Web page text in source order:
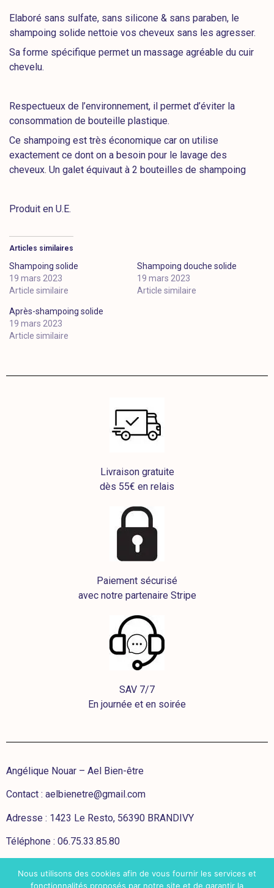
Elaboré sans sulfate, sans silicone & sans paraben, le
shampoing solide nettoie vos cheveux sans les agresser.
Sa forme spécifique permet un massage agréable du cuir
chevelu.
Respectueux de l’environnement, il permet d’éviter la
consommation de bouteille plastique.
Ce shampoing est très économique car on utilise
exactement ce dont on a besoin pour le lavage des
cheveux. Un galet équivaut à 2 bouteilles de shampoing
Produit en U.E.
Articles similaires
Shampoing solide
19 mars 2023
Article similaire
Shampoing douche solide
19 mars 2023
Article similaire
Après-shampoing solide
19 mars 2023
Article similaire
Livraison gratuite
dès 55€ en relais
Paiement sécurisé
avec notre partenaire Stripe
SAV 7/7
En journée et en soirée
Angélique Nouar – Ael Bien-être
Contact : aelbienetre@gmail.com
Adresse : 1423 Le Resto, 56390 BRANDIVY
Téléphone : 06.75.33.85.80
CGV
Nous utilisons des cookies afin de vous fournir les services et
fonctionnalités proposés par notre site et de garantir la